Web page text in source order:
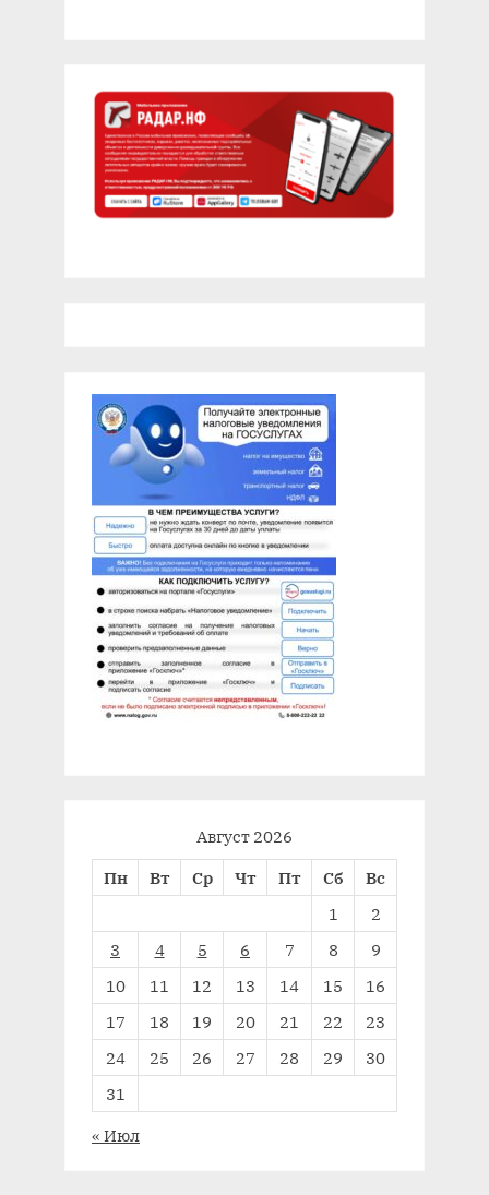
Август 2026
Пн
Вт Ср Чт Пт Сб
Вс
1
2
3
4 5 6 7 8
9
10
11 12 13 14 15
16
17
18 19 20 21 22
23
24
25 26 27 28 29
30
31
« Июл